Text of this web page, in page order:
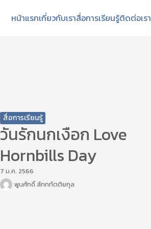
หน้าแรกเกี่ยวกับเราสื่อการเรียนรู้ติดต่อเรา
สื่อการเรียนรู้
วันรักนกเงือก Love
Hornbills Day
7 ม.ค. 2566
พูนศักดิ์ สักกทัตติยกุล